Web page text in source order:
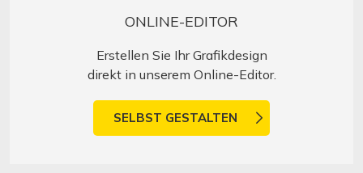
ONLINE-EDITOR
Erstellen Sie Ihr Grafikdesign
direkt in unserem Online-Editor.
SELBST GESTALTEN